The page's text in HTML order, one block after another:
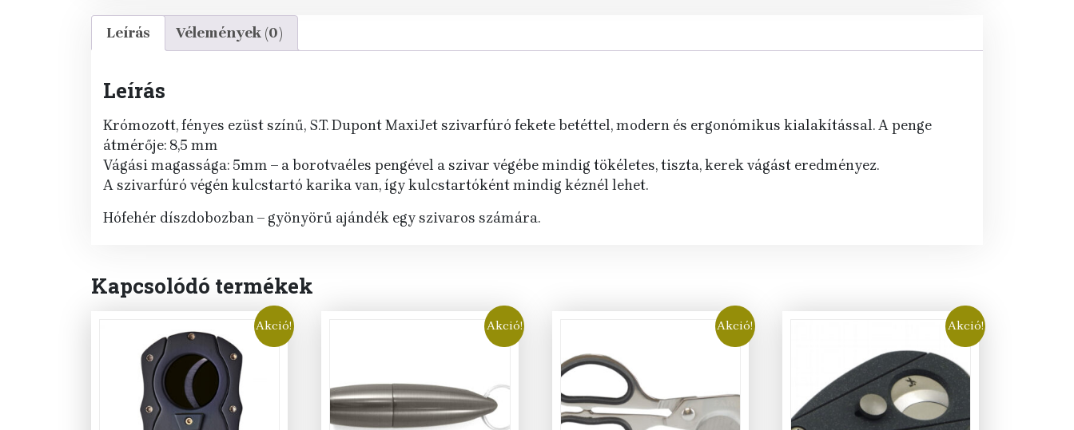
Leírás Vélemények (0)
Leírás
Krómozott, fényes ezüst színű, S.T. Dupont MaxiJet szivarfúró fekete betéttel, modern és ergonómikus kialakítással. A penge
átmérője: 8,5 mm
Vágási magassága: 5mm – a borotvaéles pengével a szivar végébe mindig tökéletes, tiszta, kerek vágást eredményez.
A szivarfúró végén kulcstartó karika van, így kulcstartóként mindig kéznél lehet.
Hófehér díszdobozban – gyönyörű ajándék egy szivaros számára.
Kapcsolódó termékek
Akció! Akció! Akció! Akció!